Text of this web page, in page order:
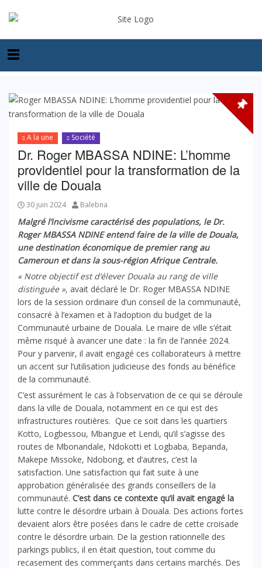
A la une Société
Dr. Roger MBASSA NDINE: L’homme
providentiel pour la transformation de la
ville de Douala
30 juin 2024 Balebna
Malgré l’incivisme caractérisé des populations, le Dr.
Roger MBASSA NDINE entend faire de la ville de Douala,
une destination économique de premier rang au
Cameroun et dans la sous-région Afrique Centrale.
« Notre objectif est d’élever Douala au rang de ville
distinguée », avait déclaré le Dr. Roger MBASSA NDINE
lors de la session ordinaire d’un conseil de la communauté,
consacré à l’examen et à l’adoption du budget de la
Communauté urbaine de Douala. Le maire de ville s’était
même risqué à avancer une date : la fin de l’année 2024.
Pour y parvenir, il avait engagé ces collaborateurs à mettre
un accent sur l’utilisation judicieuse des fonds au bénéfice
de la communauté.
C’est assurément le cas à l’observation de ce qui se déroule
dans la ville de Douala, notamment en ce qui est des
infrastructures routières. Que ce soit dans les quartiers
Kotto, Logbessou, Mbangue et Lendi, qu’il s’agisse des
routes de Mbonandale, Ndokotti et Logbaba, Bepanda,
Makepe Missoke, Ndobong, et d’autres, c’est la
satisfaction. Une satisfaction qui fait suite à une
approbation généralisée des grands conseillers de la
communauté. C’est dans ce contexte qu’il avait engagé la
lutte contre le désordre urbain à Douala. Des actions fortes
devaient alors être posées dans le cadre de cette croisade
contre le désordre urbain. De la gestion rationnelle des
parkings publics, il en était question, tout comme du
recasement des commerçants dans certains marchés. Des